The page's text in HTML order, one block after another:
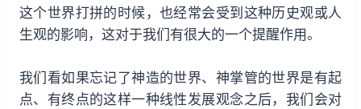
这个世界打拼的时候，也经常会受到这种历史观或人
生观的影响，这对于我们有很大的一个提醒作用。
我们看如果忘记了神造的世界、神掌管的世界是有起
点、有终点的这样一种线性发展观念之后，我们会对